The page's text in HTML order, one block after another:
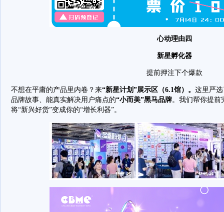
心动理由四
新星孵化器
提前押注下个爆款
不想在平庸的产品里内卷？来“新星计划”展示区（6.1馆）。 这里严
品牌故事、能真实解决用户痛点的“小而美”黑马品牌。我们帮你提前
将“新兴好货”变成你的“增长利器”。